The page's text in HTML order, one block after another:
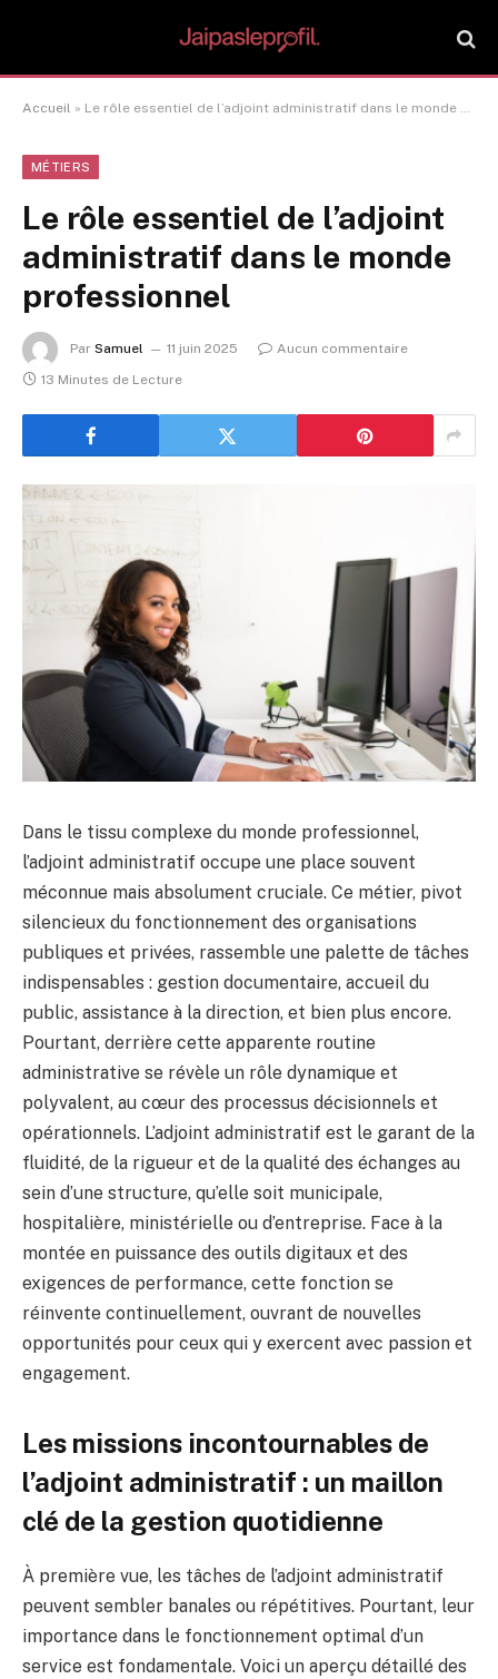
Accueil » Le rôle essentiel de l’adjoint administratif dans le monde professionnel
MÉTIERS
Le rôle essentiel de l’adjoint
administratif dans le monde
professionnel
Par Samuel 11 juin 2025
Aucun commentaire
13 Minutes de Lecture
Dans le tissu complexe du monde professionnel,
l’adjoint administratif occupe une place souvent
méconnue mais absolument cruciale. Ce métier, pivot
silencieux du fonctionnement des organisations
publiques et privées, rassemble une palette de tâches
indispensables : gestion documentaire, accueil du
public, assistance à la direction, et bien plus encore.
Pourtant, derrière cette apparente routine
administrative se révèle un rôle dynamique et
polyvalent, au cœur des processus décisionnels et
opérationnels. L’adjoint administratif est le garant de la
fluidité, de la rigueur et de la qualité des échanges au
sein d’une structure, qu’elle soit municipale,
hospitalière, ministérielle ou d’entreprise. Face à la
montée en puissance des outils digitaux et des
exigences de performance, cette fonction se
réinvente continuellement, ouvrant de nouvelles
opportunités pour ceux qui y exercent avec passion et
engagement.
Les missions incontournables de
l’adjoint administratif : un maillon
clé de la gestion quotidienne
À première vue, les tâches de l’adjoint administratif
peuvent sembler banales ou répétitives. Pourtant, leur
importance dans le fonctionnement optimal d’un
service est fondamentale. Voici un aperçu détaillé des